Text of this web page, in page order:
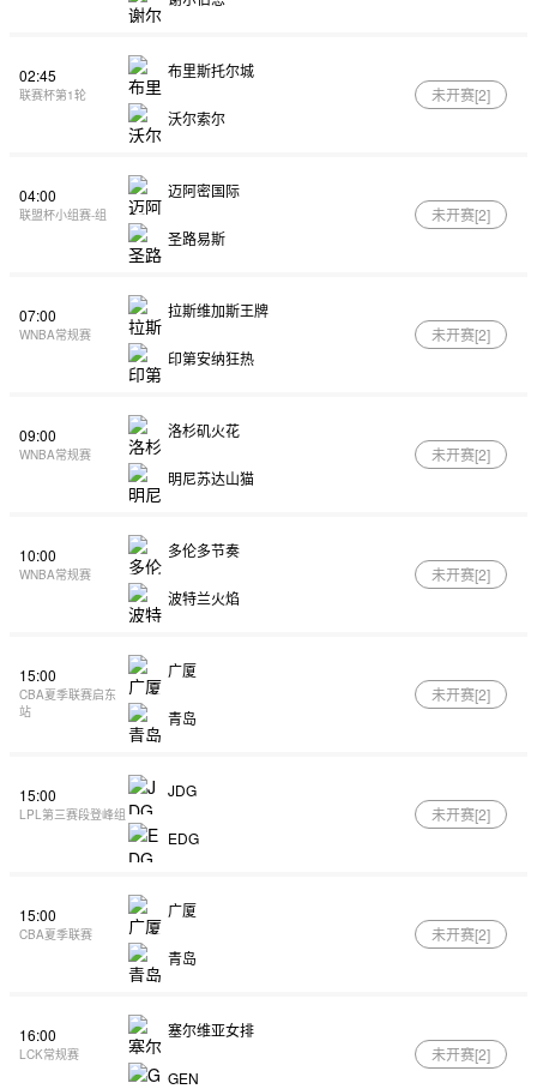
02:45
联赛杯第1轮
布里斯托尔城
沃尔索尔
未开赛[2]
04:00
联盟杯小组赛-组
迈阿密国际
圣路易斯
未开赛[2]
07:00
WNBA常规赛
拉斯维加斯王牌
印第安纳狂热
未开赛[2]
09:00
WNBA常规赛
洛杉矶火花
明尼苏达山猫
未开赛[2]
10:00
WNBA常规赛
多伦多节奏
波特兰火焰
未开赛[2]
15:00
CBA夏季联赛启东
站
广厦
青岛
未开赛[2]
15:00
LPL第三赛段登峰组
JDG
EDG
未开赛[2]
15:00
CBA夏季联赛
广厦
青岛
未开赛[2]
16:00
LCK常规赛
塞尔维亚女排
GEN
未开赛[2]